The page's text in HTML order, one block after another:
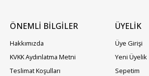
ÖNEMLİ BİLGİLER
Hakkımızda
KVKK Aydınlatma Metni
Teslimat Koşulları
ÜYELIK
Üye Girişi
Yeni Üyelik
Sepetim